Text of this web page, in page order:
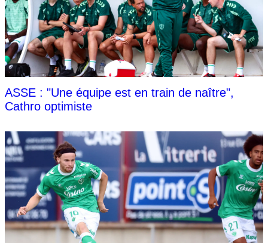
ASSE : "Une équipe est en train de naître",
Cathro optimiste